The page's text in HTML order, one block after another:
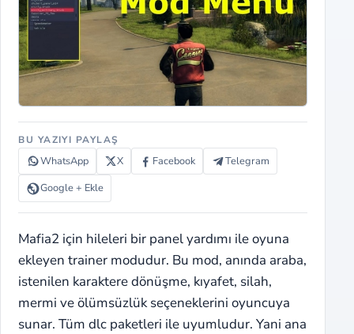
BU YAZIYI PAYLAŞ
WhatsApp X Facebook
Telegram
Google + Ekle
Mafia2 için hileleri bir panel yardımı ile oyuna
ekleyen trainer modudur. Bu mod, anında araba,
istenilen karaktere dönüşme, kıyafet, silah,
mermi ve ölümsüzlük seçeneklerini oyuncuya
sunar. Tüm dlc paketleri ile uyumludur. Yani ana